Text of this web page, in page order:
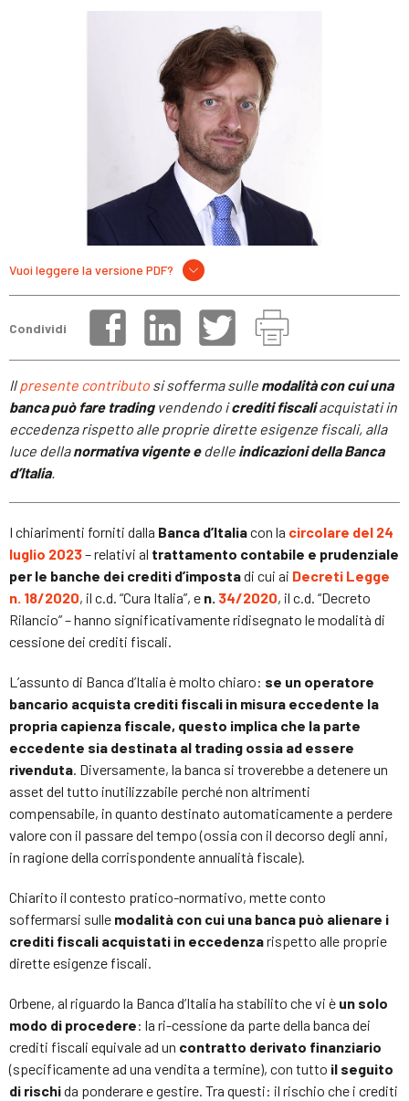
Vuoi leggere la versione PDF?
Condividi
Ilpresente contributo si sofferma sulle modalità con cui una
banca può fare tradingvendendo icrediti fiscaliacquistati in
eccedenza rispetto alle proprie dirette esigenze fiscali, alla
luce dellanormativa vigente edelle indicazioni della Banca
d’Italia.
I chiarimenti forniti dalla Banca d’Italiacon la circolare del 24
luglio 2023– relativi al trattamento contabile e prudenziale
per le banche dei crediti d’impostadi cui ai Decreti Legge
n. 18/2020, il c.d. “Cura Italia”, e n. 34/2020, il c.d. “Decreto
Rilancio” – hanno significativamente ridisegnato le modalità di
cessione dei crediti fiscali.
L’assunto di Banca d’Italia è molto chiaro: se un operatore
bancario acquista crediti fiscali in misura eccedente la
propria capienza fiscale, questo implica che la parte
eccedente sia destinata al trading ossia ad essere
rivenduta. Diversamente, la banca si troverebbe a detenere un
asset del tutto inutilizzabile perché non altrimenti
compensabile, in quanto destinato automaticamente a perdere
valore con il passare del tempo (ossia con il decorso degli anni,
in ragione della corrispondente annualità fiscale).
Chiarito il contesto pratico-normativo, mette conto
soffermarsi sulle modalità con cui una banca può alienare i
crediti fiscali acquistati in eccedenzarispetto alle proprie
dirette esigenze fiscali.
Orbene, al riguardo la Banca d’Italia ha stabilito che vi è un solo
modo di procedere: la ri-cessione da parte della banca dei
crediti fiscali equivale ad un contratto derivato finanziario
(specificamente ad una vendita a termine), con tutto il seguito
di rischida ponderare e gestire. Tra questi: il rischio che i crediti